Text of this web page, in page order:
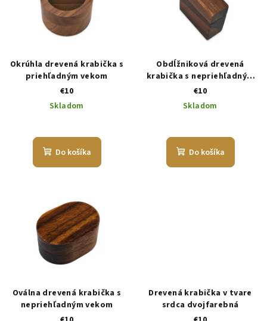
Okrúhla drevená krabička s
priehľadným vekom
€10
Skladom
Do košíka
Obdĺžniková drevená
krabička s nepriehľadným
vekom
€10
Skladom
Do košíka
Oválna drevená krabička s
nepriehľadným vekom
Drevená krabička v tvare
srdca dvojfarebná